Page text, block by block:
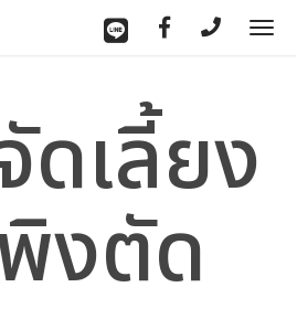
ดเลี้ยง
งตัด